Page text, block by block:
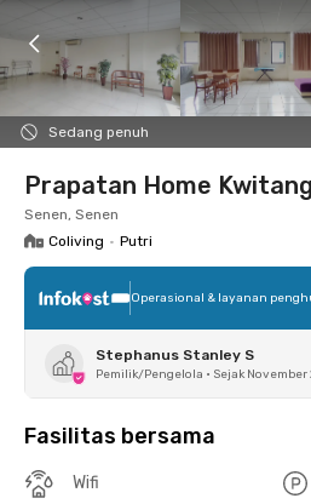
Sedang penuh
10 Agt 26 - Belum tahu
Foto Fasilitas bersama
Prapatan Home
Senen, Senen
Coliving • Putri
Operasional & layanan
Stephanus Stanley S
Pemilik/Pengelola • Sejak November
Fasilitas bersama
Wifi